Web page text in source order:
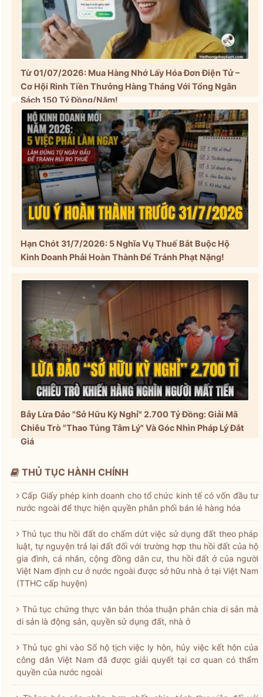
Từ 01/07/2026: Mua Hàng Nhớ Lấy Hóa Đơn Điện Tử –
Cơ Hội Rinh Tiền Thưởng Hàng Tháng Với Tổng Ngân
Sách 150 Tỷ Đồng/Năm!
Hạn Chót 31/7/2026: 5 Nghĩa Vụ Thuế Bắt Buộc Hộ
Kinh Doanh Phải Hoàn Thành Để Tránh Phạt Nặng!
Bẫy Lừa Đảo "Sở Hữu Kỳ Nghỉ" 2.700 Tỷ Đồng: Giải Mã
Chiêu Trò "Thao Túng Tâm Lý" Và Góc Nhìn Pháp Lý Đắt
Giá
THỦ TỤC HÀNH CHÍNH
Cấp Giấy phép kinh doanh cho tổ chức kinh tế có vốn đầu tư
nước ngoài để thực hiện quyền phân phối bán lẻ hàng hóa
Thủ tục thu hồi đất do chấm dứt việc sử dụng đất theo pháp
luật, tự nguyện trả lại đất đối với trường hợp thu hồi đất của hộ
gia đình, cá nhân, cộng đồng dân cư, thu hồi đất ở của người
Việt Nam định cư ở nước ngoài được sở hữu nhà ở tại Việt Nam
(TTHC cấp huyện)
Thủ tục chứng thực văn bản thỏa thuận phân chia di sản mà
di sản là động sản, quyền sử dụng đất, nhà ở
Thủ tục ghi vào Sổ hộ tịch việc ly hôn, hủy việc kết hôn của
công dân Việt Nam đã được giải quyết tại cơ quan có thẩm
quyền của nước ngoài